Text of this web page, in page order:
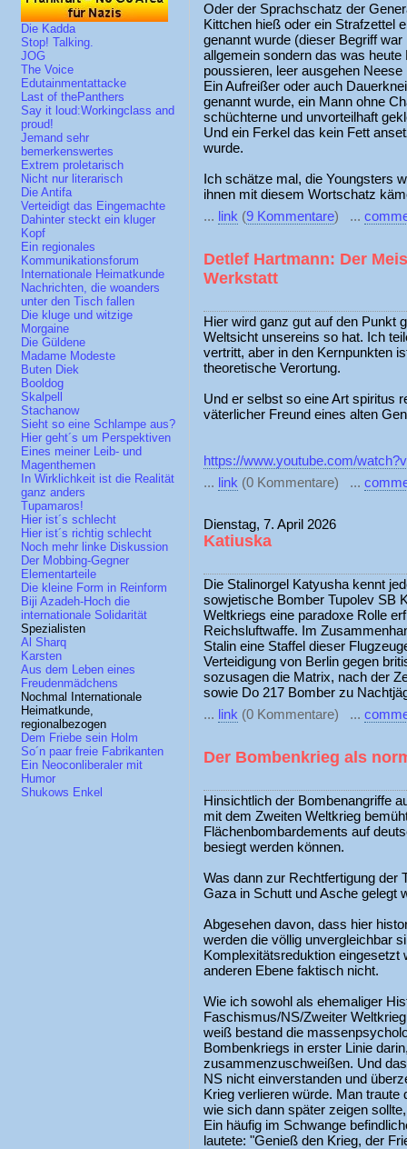
Die Kadda
Stop! Talking.
JOG
The Voice
Edutainmentattacke
Last of thePanthers
Say it loud:Workingclass and
proud!
Jemand sehr
bemerkenswertes
Extrem proletarisch
Nicht nur literarisch
Die Antifa
Verteidigt das Eingemachte
Dahinter steckt ein kluger
Kopf
Ein regionales
Kommunikationsforum
Internationale Heimatkunde
Nachrichten, die woanders
unter den Tisch fallen
Die kluge und witzige
Morgaine
Die Güldene
Madame Modeste
Buten Diek
Booldog
Skalpell
Stachanow
Sieht so eine Schlampe aus?
Hier geht´s um Perspektiven
Eines meiner Leib- und
Magenthemen
In Wirklichkeit ist die Realität
ganz anders
Tupamaros!
Hier ist´s schlecht
Hier ist´s richtig schlecht
Noch mehr linke Diskussion
Der Mobbing-Gegner
Elementarteile
Die kleine Form in Reinform
Biji Azadeh-Hoch die
internationale Solidarität
Spezialisten
Al Sharq
Karsten
Aus dem Leben eines
Freudenmädchens
Nochmal Internationale
Heimatkunde,
regionalbezogen
Dem Friebe sein Holm
So´n paar freie Fabrikanten
Ein Neoconliberaler mit
Humor
Shukows Enkel
Oder der Sprachschatz der
Kittchen hieß oder ein Strafzettel
genannt wurde (dieser Begriff
allgemein sondern das was
poussieren, leer ausgehen
Ein Aufreißer oder auch
genannt wurde, ein Mann ohne
schüchterne und unvorteilhaft
Und ein Ferkel das kein Fett
wurde.
Ich schätze mal, die Youngsters
ihnen mit diesem Wortschatz
... link (9 Kommentare) ...
Detlef Hartmann: Der
Werkstatt
Hier wird ganz gut auf den Punkt
Weltsicht unsereins so hat. Ich
vertritt, aber in den Kernpunkten
theoretische Verortung.
Und er selbst so eine Art spiritus
väterlicher Freund eines alten
https://www.youtube.com/
... link (0 Kommentare) ...
Dienstag, 7. April 2026
Katiuska
Die Stalinorgel Katyusha kennt
sowjetische Bomber Tupolev SB
Weltkriegs eine paradoxe Rolle
Reichsluftwaffe. Im
Stalin eine Staffel dieser
Verteidigung von Berlin gegen
sozusagen die Matrix, nach der
sowie Do 217 Bomber zu
... link (0 Kommentare) ...
Der Bombenkrieg als
Hinsichtlich der Bombenangriffe
mit dem Zweiten Weltkrieg
Flächenbombardements auf
besiegt werden können.
Was dann zur Rechtfertigung der
Gaza in Schutt und Asche gelegt
Abgesehen davon, dass hier
werden die völlig unvergleichbar
Komplexitätsreduktion
anderen Ebene faktisch nicht.
Wie ich sowohl als ehemaliger
Faschismus/NS/Zweiter
weiß bestand die
Bombenkriegs in erster Linie
zusammenzuschweißen. Und
NS nicht einverstanden und
Krieg verlieren würde. Man
wie sich dann später zeigen
Ein häufig im Schwange
lautete: "Genieß den Krieg, der